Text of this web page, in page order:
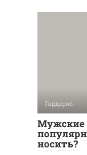
Гардероб
Мужские
носить?